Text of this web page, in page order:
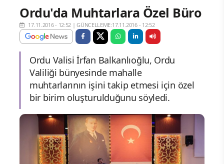
Ordu'da Muhtarlara Özel Büro
17.11.2016 - 12:52 |GÜNCELLEME:17.11.2016 - 12:52
Ordu Valisi İrfan Balkanlıoğlu, Ordu
Valiliği bünyesinde mahalle
muhtarlarının işini takip etmesi için özel
bir birim oluşturulduğunu söyledi.